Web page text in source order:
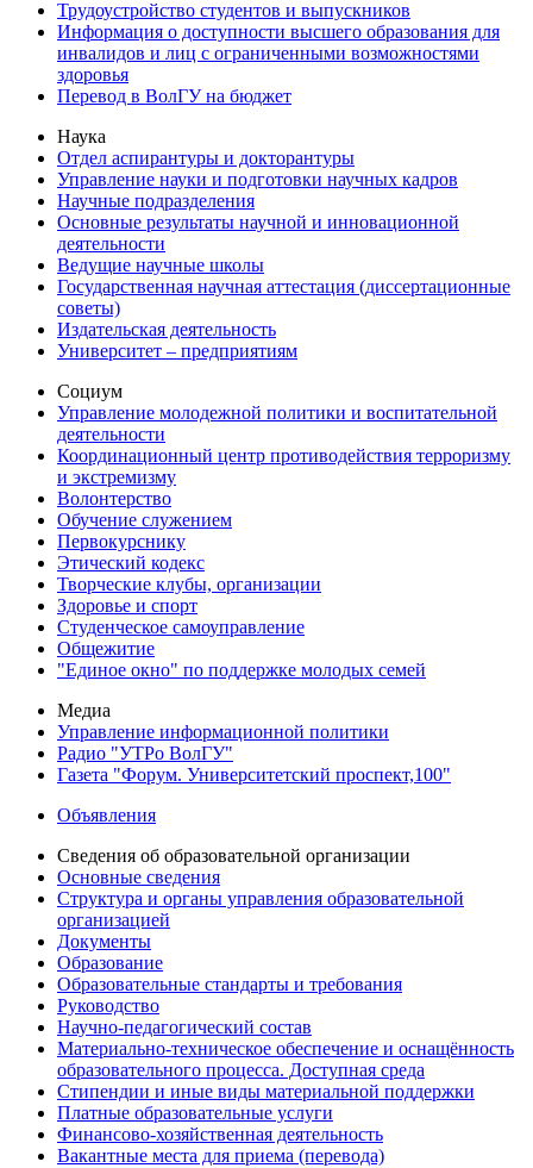
Трудоустройство студентов и выпускников
Информация о доступности высшего образования для
инвалидов и лиц с ограниченными возможностями
здоровья
Перевод в ВолГУ на бюджет
Наука
Отдел аспирантуры и докторантуры
Управление науки и подготовки научных кадров
Научные подразделения
Основные результаты научной и инновационной
деятельности
Ведущие научные школы
Государственная научная аттестация (диссертационные
советы)
Издательская деятельность
Университет – предприятиям
Социум
Управление молодежной политики и воспитательной
деятельности
Координационный центр противодействия терроризму
и экстремизму
Волонтерство
Обучение служением
Первокурснику
Этический кодекс
Творческие клубы, организации
Здоровье и спорт
Студенческое самоуправление
Общежитие
"Единое окно" по поддержке молодых семей
Медиа
Управление информационной политики
Радио "УТРо ВолГУ"
Газета "Форум. Университетский проспект,100"
Объявления
Сведения об образовательной организации
Основные сведения
Структура и органы управления образовательной
организацией
Документы
Образование
Образовательные стандарты и требования
Руководство
Научно-педагогический состав
Материально-техническое обеспечение и оснащённость
образовательного процесса. Доступная среда
Стипендии и иные виды материальной поддержки
Платные образовательные услуги
Финансово-хозяйственная деятельность
Вакантные места для приема (перевода)